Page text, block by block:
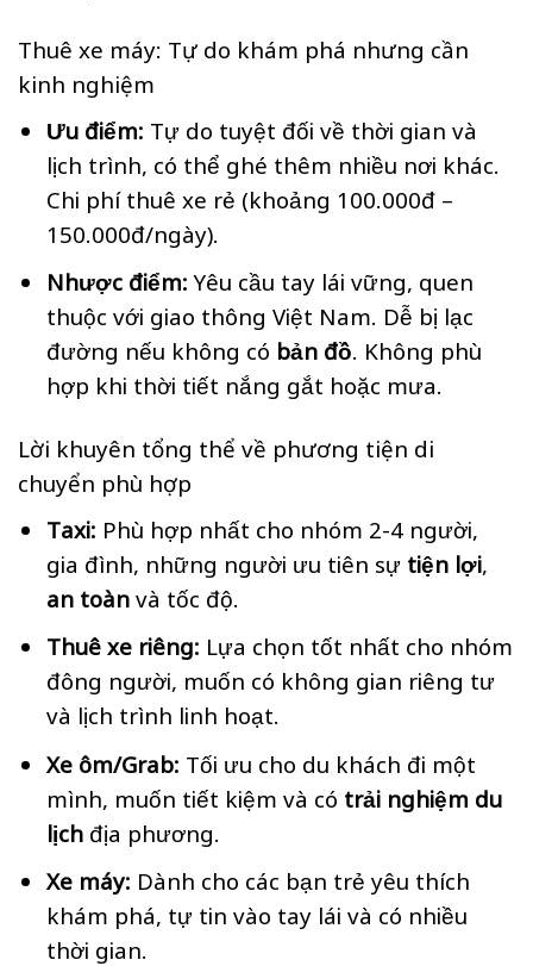
Thuê xe máy: Tự do khám phá nhưng cần
kinh nghiệm
Ưu điểm: Tự do tuyệt đối về thời gian và
lịch trình, có thể ghé thêm nhiều nơi khác.
Chi phí thuê xe rẻ (khoảng 100.000đ –
150.000đ/ngày).
Nhược điểm:Yêu cầu tay lái vững, quen
thuộc với giao thông Việt Nam. Dễ bị lạc
đường nếu không có bản đồ. Không phù
hợp khi thời tiết nắng gắt hoặc mưa.
Lời khuyên tổng thể về phương tiện di
chuyển phù hợp
Taxi: Phù hợp nhất cho nhóm 2-4 người,
gia đình, những người ưu tiên sự tiện lợi,
an toànvà tốc độ.
Thuê xe riêng: Lựa chọn tốt nhất cho nhóm
đông người, muốn có không gian riêng tư
và lịch trình linh hoạt.
Xe ôm/Grab: Tối ưu cho du khách đi một
mình, muốn tiết kiệm và có trải nghiệm du
lịch địa phương.
Xe máy: Dành cho các bạn trẻ yêu thích
khám phá, tự tin vào tay lái và có nhiều
thời gian.